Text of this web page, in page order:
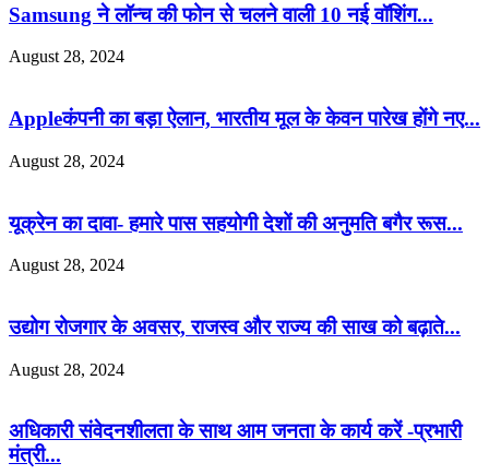
Samsung ने लॉन्च की फोन से चलने वाली 10 नई वॉशिंग...
August 28, 2024
Appleकंपनी का बड़ा ऐलान, भारतीय मूल के केवन पारेख होंगे नए...
August 28, 2024
यूक्रेन का दावा- हमारे पास सहयोगी देशों की अनुमति बगैर रूस...
August 28, 2024
उद्योग रोजगार के अवसर, राजस्व और राज्य की साख को बढ़ाते...
August 28, 2024
अधिकारी संवेदनशीलता के साथ आम जनता के कार्य करें -प्रभारी
मंत्री...